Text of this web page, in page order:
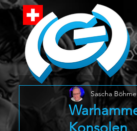
Sascha Böhme